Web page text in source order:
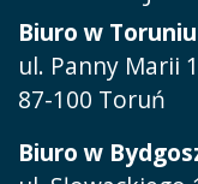
Biuro w Toruniu
ul. Panny Marii
87-100 Toruń
Biuro w